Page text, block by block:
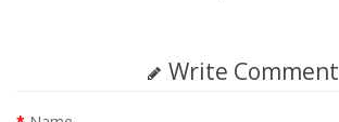
Write Comment